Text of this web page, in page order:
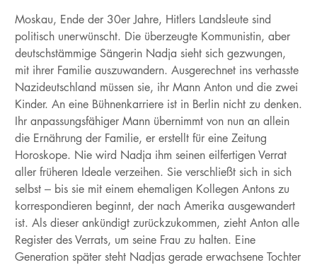
Moskau, Ende der 30er Jahre, Hitlers Landsleute sind
politisch unerwünscht. Die überzeugte Kommunistin, aber
deutschstämmige Sängerin Nadja sieht sich gezwungen,
mit ihrer Familie auszuwandern. Ausgerechnet ins verhasste
Nazideutschland müssen sie, ihr Mann Anton und die zwei
Kinder. An eine Bühnenkarriere ist in Berlin nicht zu denken.
Ihr anpassungsfähiger Mann übernimmt von nun an allein
die Ernährung der Familie, er erstellt für eine Zeitung
Horoskope. Nie wird Nadja ihm seinen eilfertigen Verrat
aller früheren Ideale verzeihen. Sie verschließt sich in sich
selbst – bis sie mit einem ehemaligen Kollegen Antons zu
korrespondieren beginnt, der nach Amerika ausgewandert
ist. Als dieser ankündigt zurückzukommen, zieht Anton alle
Register des Verrats, um seine Frau zu halten. Eine
Generation später steht Nadjas gerade erwachsene Tochter